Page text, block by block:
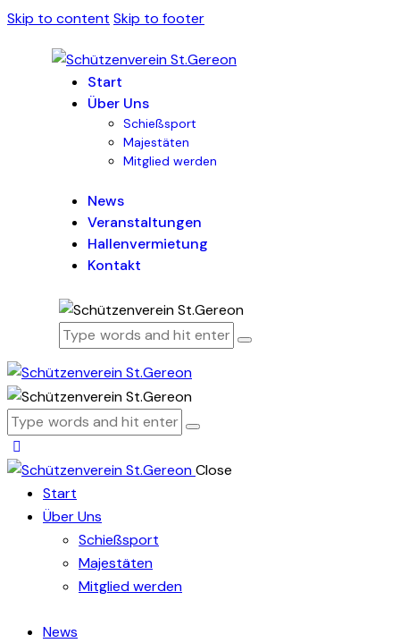
Skip to content Skip to footer
Start
Über Uns
Schießsport
Majestäten
Mitglied werden
News
Veranstaltungen
Hallenvermietung
Kontakt
Close
Start
Über Uns
Schießsport
Majestäten
Mitglied werden
News